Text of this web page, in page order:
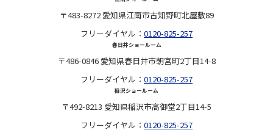
〒483-8272 愛知県江南市古知野町北屋敷89
フリーダイヤル： 0120-825-257
春日井ショールーム
〒486-0846 愛知県春日井市朝宮町2丁目14-8
フリーダイヤル： 0120-825-257
稲沢ショールーム
〒492-8213 愛知県稲沢市高御堂2丁目14-5
フリーダイヤル： 0120-825-257